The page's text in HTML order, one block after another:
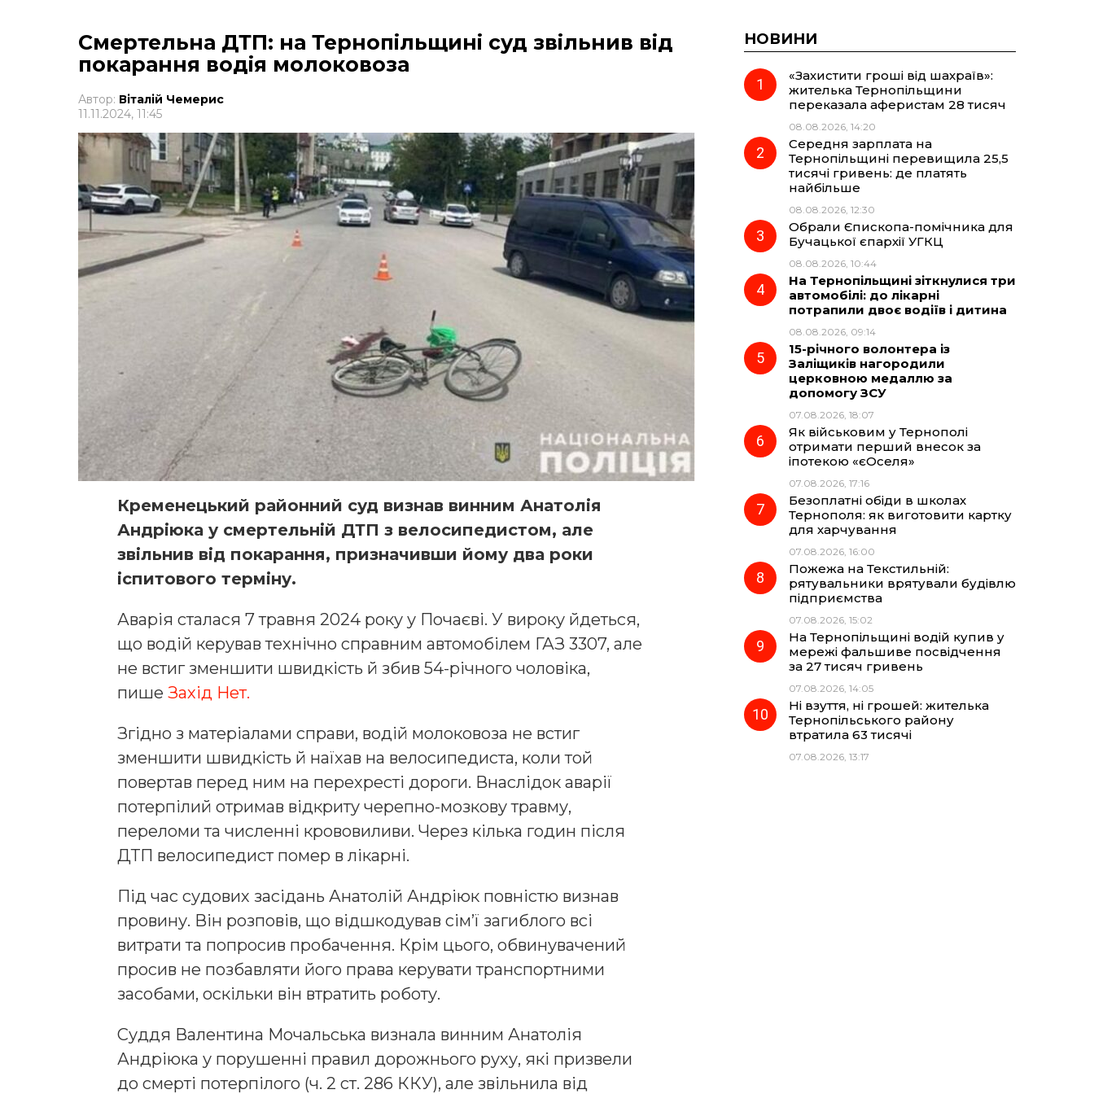
Смертельна ДТП: на Тернопільщині суд звільнив від
покарання водія молоковоза
Автор: Віталій Чемерис
11.11.2024, 11:45
Кременецький районний суд визнав винним Анатолія
Андріюка у смертельній ДТП з велосипедистом, але
звільнив від покарання, призначивши йому два роки
іспитового терміну.
Аварія сталася 7 травня 2024 року у Почаєві. У вироку йдеться,
що водій керував технічно справним автомобілем ГАЗ 3307, але
не встиг зменшити швидкість й збив 54-річного чоловіка,
пише Захід Нет.
Згідно з матеріалами справи, водій молоковоза не встиг
зменшити швидкість й наїхав на велосипедиста, коли той
повертав перед ним на перехресті дороги. Внаслідок аварії
потерпілий отримав відкриту черепно-мозкову травму,
переломи та численні крововиливи. Через кілька годин після
ДТП велосипедист помер в лікарні.
Під час судових засідань Анатолій Андріюк повністю визнав
провину. Він розповів, що відшкодував сім’ї загиблого всі
витрати та попросив пробачення. Крім цього, обвинувачений
просив не позбавляти його права керувати транспортними
засобами, оскільки він втратить роботу.
Суддя Валентина Мочальська визнала винним Анатолія
Андріюка у порушенні правил дорожнього руху, які призвели
до смерті потерпілого (ч. 2 ст. 286 ККУ), але звільнила від
НОВИНИ
«Захистити гроші від шахраїв»:
жителька Тернопільщини
переказала аферистам 28 тисяч
08.08.2026, 14:20
Середня зарплата на
Тернопільщині перевищила 25,5
тисячі гривень: де платять
найбільше
08.08.2026, 12:30
Обрали Єпископа-помічника для
Бучацької єпархії УГКЦ
08.08.2026, 10:44
На Тернопільщині зіткнулися три
автомобілі: до лікарні
потрапили двоє водіїв і дитина
08.08.2026, 09:14
15-річного волонтера із
Заліщиків нагородили
церковною медаллю за
допомогу ЗСУ
07.08.2026, 18:07
Як військовим у Тернополі
отримати перший внесок за
іпотекою «єОселя»
07.08.2026, 17:16
Безоплатні обіди в школах
Тернополя: як виготовити картку
для харчування
07.08.2026, 16:00
Пожежа на Текстильній:
рятувальники врятували будівлю
підприємства
07.08.2026, 15:02
На Тернопільщині водій купив у
мережі фальшиве посвідчення
за 27 тисяч гривень
07.08.2026, 14:05
Ні взуття, ні грошей: жителька
Тернопільського району
втратила 63 тисячі
07.08.2026, 13:17